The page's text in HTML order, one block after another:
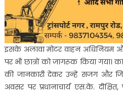
इसके अलावा मोटर वाहन अधिनियम
पर भी छात्रों को जागरूक किया गया।
की जानकारी देकर उन्हें सजग और
अवसर पर प्रधानाचार्य एस.के.